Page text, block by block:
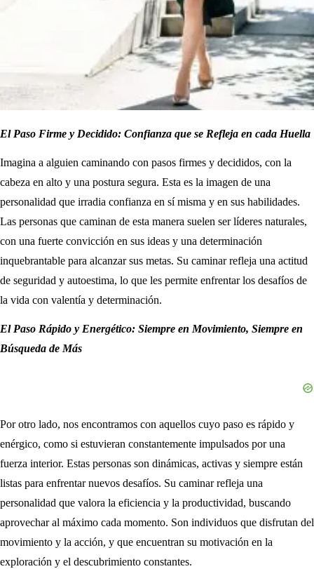
El Paso Firme y Decidido: Confianza que se Refleja en cada Huella
Imagina a alguien caminando con pasos firmes y decididos, con la
cabeza en alto y una postura segura. Esta es la imagen de una
personalidad que irradia confianza en sí misma y en sus habilidades.
Las personas que caminan de esta manera suelen ser líderes naturales,
con una fuerte convicción en sus ideas y una determinación
inquebrantable para alcanzar sus metas. Su caminar refleja una actitud
de seguridad y autoestima, lo que les permite enfrentar los desafíos de
la vida con valentía y determinación.
El Paso Rápido y Energético: Siempre en Movimiento, Siempre en
Búsqueda de Más
Por otro lado, nos encontramos con aquellos cuyo paso es rápido y
enérgico, como si estuvieran constantemente impulsados por una
fuerza interior. Estas personas son dinámicas, activas y siempre están
listas para enfrentar nuevos desafíos. Su caminar refleja una
personalidad que valora la eficiencia y la productividad, buscando
aprovechar al máximo cada momento. Son individuos que disfrutan del
movimiento y la acción, y que encuentran su motivación en la
exploración y el descubrimiento constantes.